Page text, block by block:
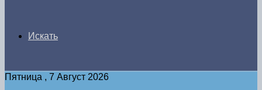
Искать
Пятница , 7 Август 2026